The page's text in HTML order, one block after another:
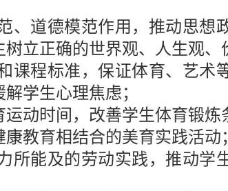
、道德模范作用，推动思想
立正确的世界观、人生观、
课程标准，保证体育、艺术
学生心理焦虑；
动时间，改善学生体育锻炼
教育相结合的美育实践活动；
所能及的劳动实践，推动学